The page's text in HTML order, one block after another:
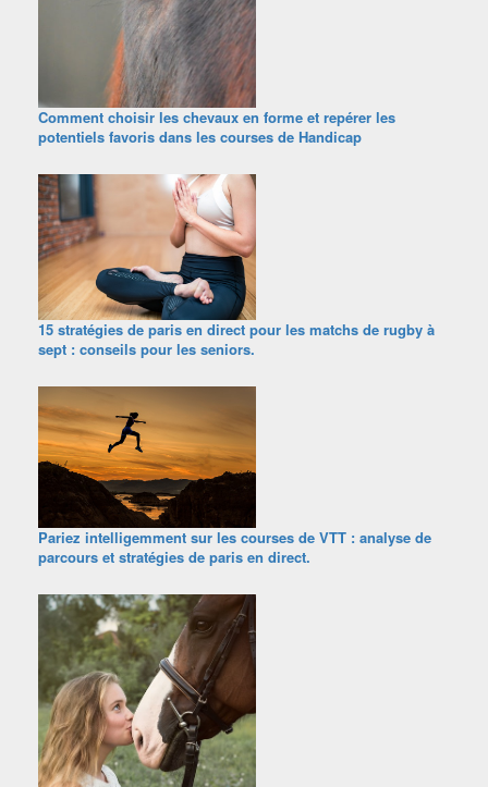
Comment choisir les chevaux en forme et repérer les
potentiels favoris dans les courses de Handicap
15 stratégies de paris en direct pour les matchs de rugby à
sept : conseils pour les seniors.
Pariez intelligemment sur les courses de VTT : analyse de
parcours et stratégies de paris en direct.